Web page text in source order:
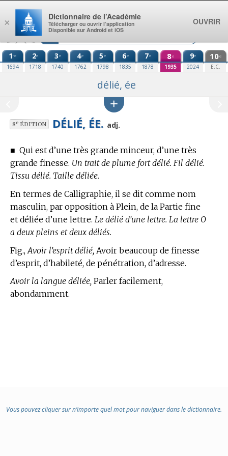
Aller au contenu
1re
1694
2e
1718
3e
1740
4e
1762
5e
1798
6e
1835
7e
1878
8e
1935
9e
2024
10e
E.C.
délié, ée
8eÉDITION DÉLIÉ, ÉE. adj.
■ Qui est d’une très grande minceur, d’une très
grande finesse. Un trait de plume fort délié. Fil délié.
Tissu délié. Taille déliée.
En termes de Calligraphie, il se dit comme nom
masculin, par opposition à Plein, de la Partie fine
et déliée d’une lettre. Le délié d’une lettre. La lettre O
a deux pleins et deux déliés.
Fig., Avoir l’esprit délié, Avoir beaucoup de finesse
d’esprit, d’habileté, de pénétration, d’adresse.
Avoir la langue déliée, Parler facilement,
abondamment.
Vous pouvez cliquer sur n’importe quel mot pour naviguer dans le dictionnaire.
×
Dictionnaire de l’Académie
Télécharger ou ouvrir l’application
Disponible sur Android et iOS
OUVRIR